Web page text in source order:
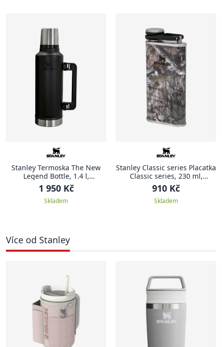
Stanley Termoska The New
Legend Bottle, 1.4 l,
Hammertone Black
1 950 Kč
Skladem
Stanley Classic series Placatka
Classic series, 230 ml,
Country DNA Mossy Oak
Kamuflage
910 Kč
Skladem
Více od Stanley